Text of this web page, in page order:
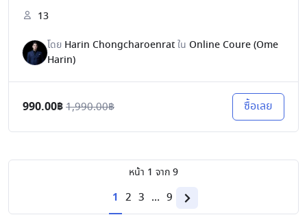
13
โดย Harin Chongcharoenrat ใน Online Coure (Ome
Harin)
990.00฿1,990.00฿ ซื้อเลย
หน้า 1 จาก 9
1 2 3 … 9
Next